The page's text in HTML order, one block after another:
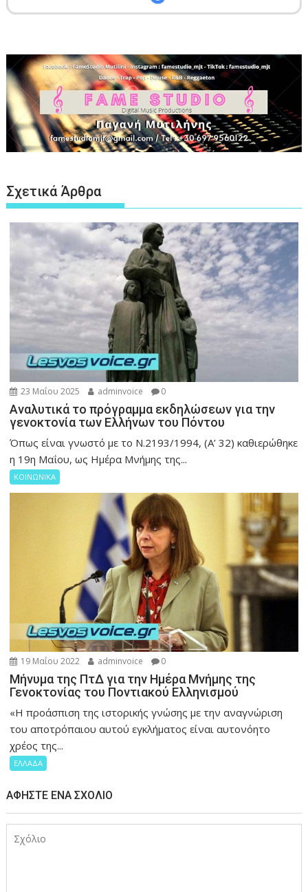
Σχετικά Άρθρα
23 Μαΐου 2025 adminvoice 0
Αναλυτικά το πρόγραμμα εκδηλώσεων για την
γενοκτονία των Ελλήνων του Πόντου
Όπως είναι γνωστό με το Ν.2193/1994, (Α’ 32) καθιερώθηκε
η 19η Μαΐου, ως Ημέρα Μνήμης της...
ΚΟΙΝΩΝΙΚΑ
19 Μαΐου 2022 adminvoice 0
Μήνυμα της ΠτΔ για την Ημέρα Μνήμης της
Γενοκτονίας του Ποντιακού Ελληνισμού
«Η προάσπιση της ιστορικής γνώσης με την αναγνώριση
του αποτρόπαιου αυτού εγκλήματος είναι αυτονόητο
χρέος της...
ΕΛΛΑΔΑ
ΑΦΉΣΤΕ ΈΝΑ ΣΧΌΛΙΟ